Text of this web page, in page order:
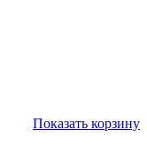
Показать корзину